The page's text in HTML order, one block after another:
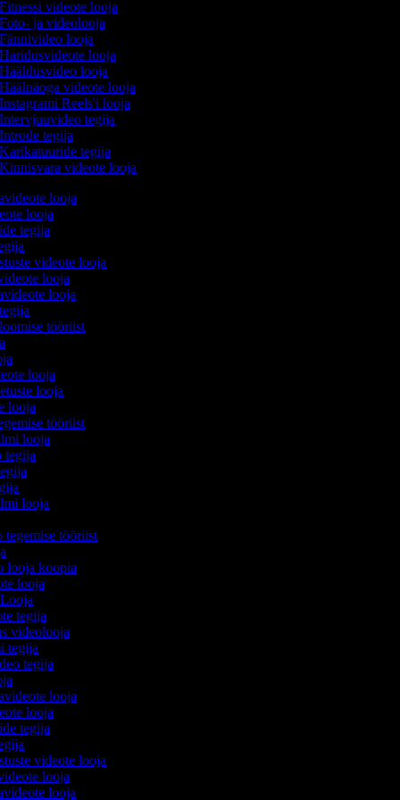
videote looja
ja videolooja
looja
looja
looja
videote looja
Reels'i looja
tegija
tegija
tegija
videote looja
looja
looja
tegija
videote looja
looja
looja
tööriist
looja
looja
looja
tööriist
looja
tegija
looja
tegemise tööriist
looja koopia
looja
tegija
videolooja
tegija
tegija
looja
looja
tegija
videote looja
looja
looja